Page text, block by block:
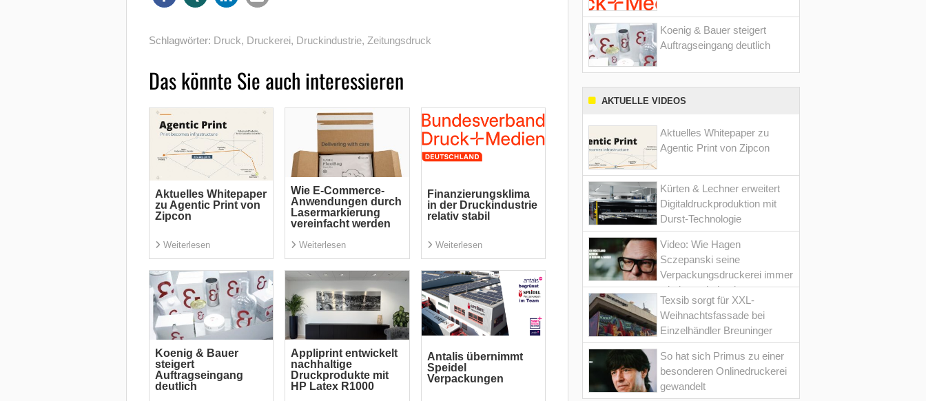
Schlagwörter: Druck, Druckerei, Druckindustrie, Zeitungsdruck
Das könnte Sie auch interessieren
Aktuelles Whitepaper
zu Agentic Print von
Zipcon
Weiterlesen
Wie E-Commerce-
Anwendungen durch
Lasermarkierung
vereinfacht werden
Weiterlesen
Finanzierungsklima
in der Druckindustrie
relativ stabil
Weiterlesen
Koenig & Bauer
steigert
Auftragseingang
deutlich
Appliprint entwickelt
nachhaltige
Druckprodukte mit
HP Latex R1000
Antalis übernimmt
Speidel
Verpackungen
Koenig & Bauer steigert
Auftragseingang deutlich
AKTUELLE VIDEOS
Aktuelles Whitepaper zu
Agentic Print von Zipcon
Kürten & Lechner erweitert
Digitaldruckproduktion mit
Durst-Technologie
Video: Wie Hagen
Sczepanski seine
Verpackungsdruckerei immer
wieder optimiert hat
Texsib sorgt für XXL-
Weihnachtsfassade bei
Einzelhändler Breuninger
So hat sich Primus zu einer
besonderen Onlinedruckerei
gewandelt